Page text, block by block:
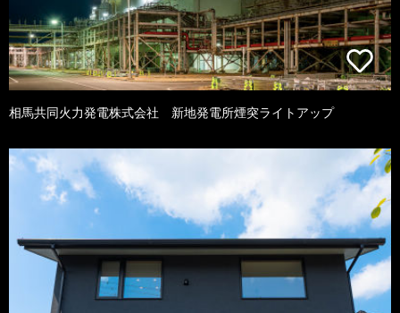
相馬共同火力発電株式会社 新地発電所煙突ライトアップ